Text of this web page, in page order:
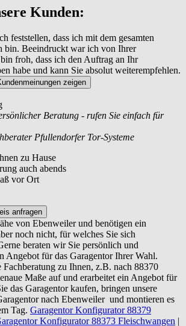
Kunden:
feststellen, dass ich mit dem gesamten
bin. Beeindruckt war ich von Ihrer
froh, dass ich den Auftrag an Ihr
habe und kann Sie absolut weiterempfehlen.
zeigen
Beratung - rufen Sie einfach für
Pfullendorfer Tor-Systeme
zu Hause
auch abends
vor Ort
anfragen
von Ebenweiler und benötigen ein
noch nicht, für welches Sie sich
beraten wir Sie persönlich und
Angebot für das Garagentor Ihrer Wahl.
Fachberatung zu Ihnen, z.B. nach 88370
Maße auf und erarbeitet ein Angebot für
das Garagentor kaufen, bringen unsere
nach Ebenweiler und montieren es
Tag. Garagentor Konfigurator 88379
Konfigurator 88373 Fleischwangen |